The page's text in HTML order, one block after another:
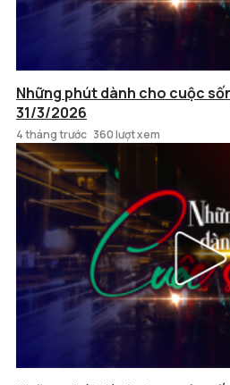
Những phút dành cho cuộc
31/3/2026
4 tháng trước 360 lượt xem